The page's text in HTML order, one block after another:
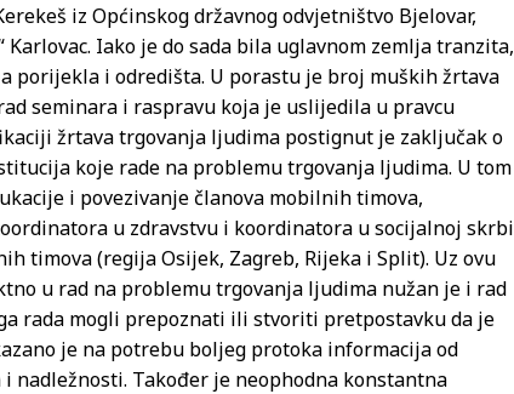
iz Općinskog državnog odvjetništvo Bjelovar,
Iako je do sada bila uglavnom zemlja tranzita,
porijekla i odredišta. U porastu je broj muških žrtava
seminara i raspravu koja je uslijedila u pravcu
žrtava trgovanja ljudima postignut je zaključak o
koje rade na problemu trgovanja ljudima. U tom
i povezivanje članova mobilnih timova,
u zdravstvu i koordinatora u socijalnoj skrbi
timova (regija Osijek, Zagreb, Rijeka i Split). Uz ovu
u rad na problemu trgovanja ljudima nužan je i rad
rada mogli prepoznati ili stvoriti pretpostavku da je
je na potrebu boljeg protoka informacija od
nadležnosti. Također je neophodna konstantna